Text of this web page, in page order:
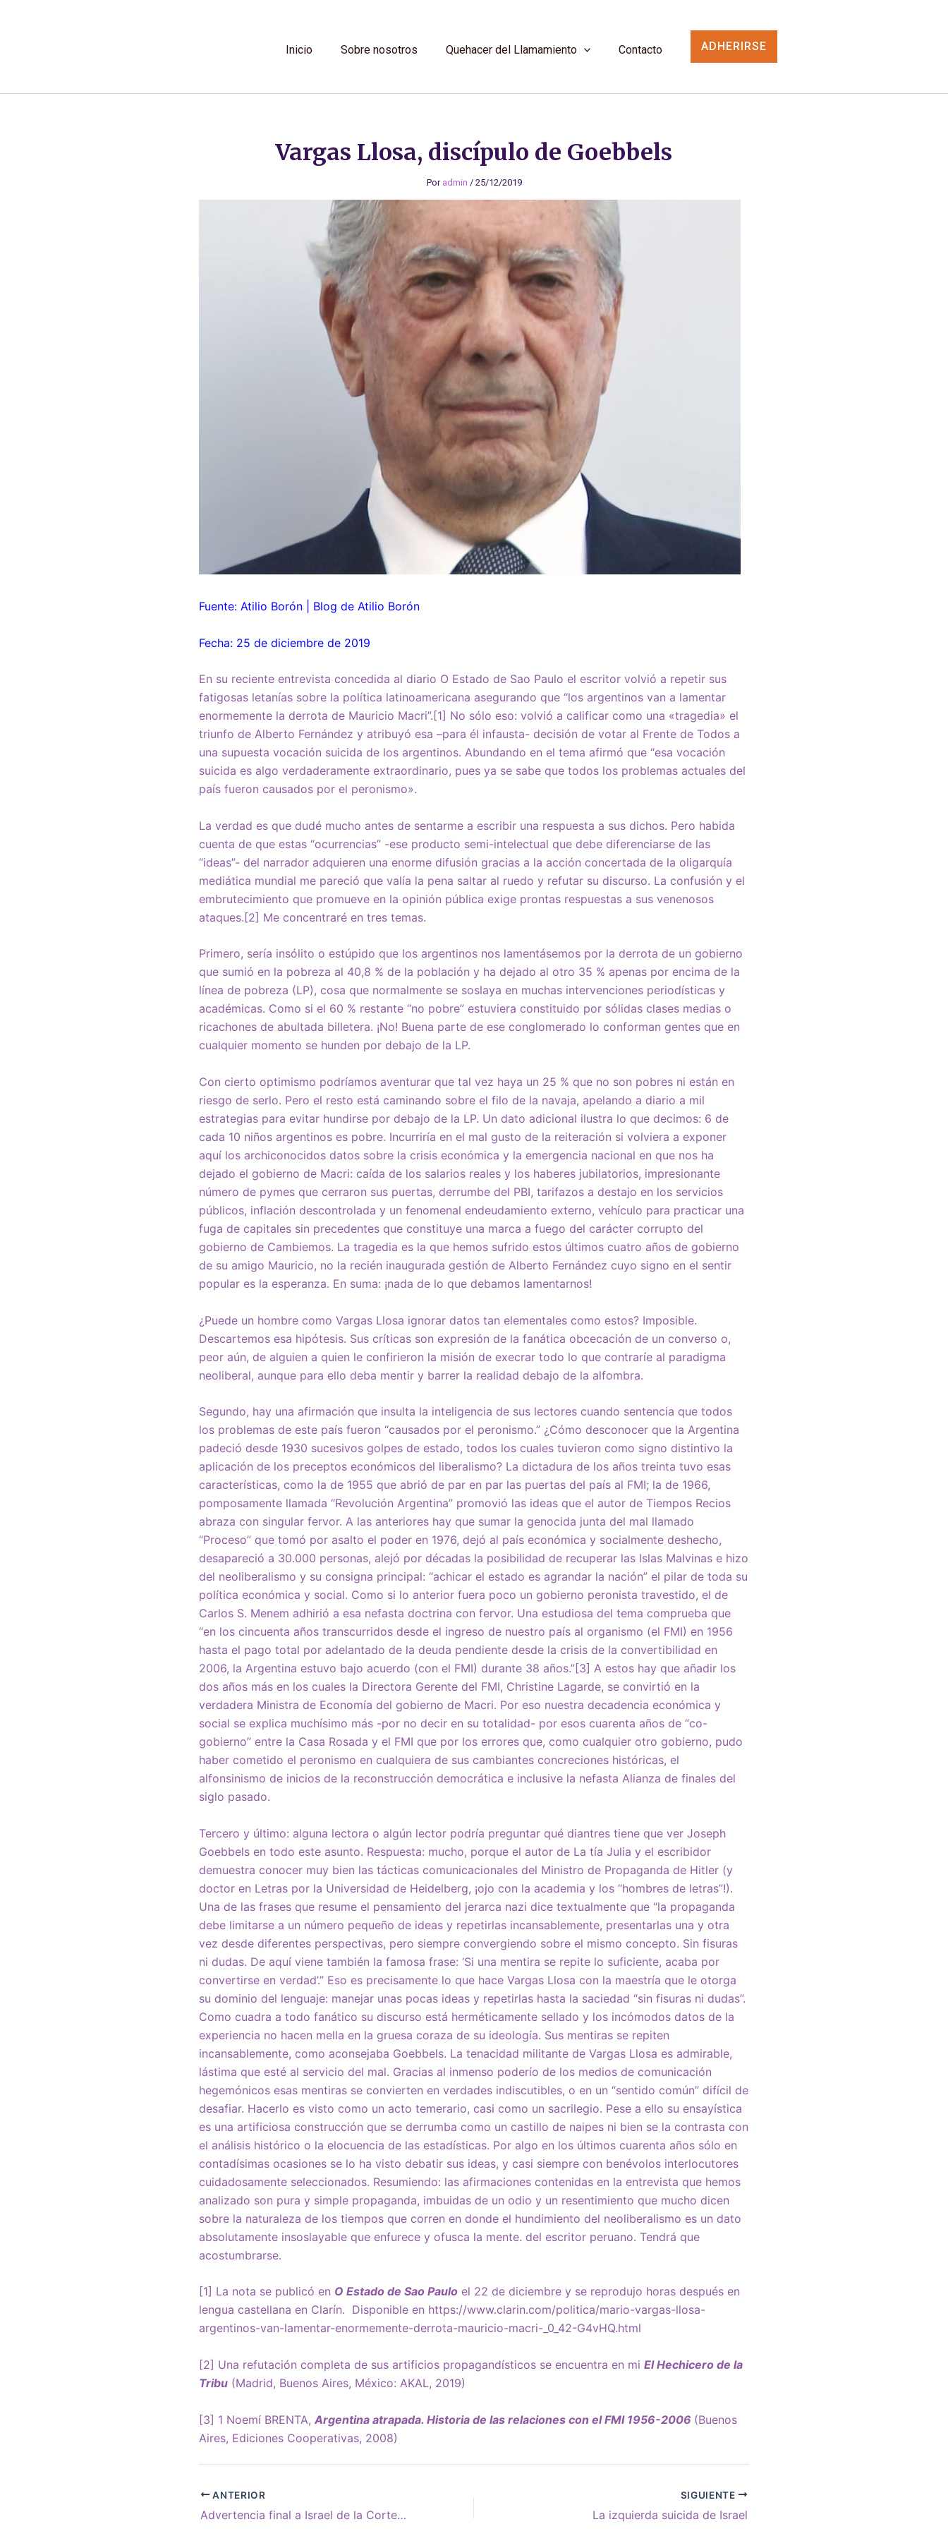
Inicio Sobre nosotros Quehacer del Llamamiento Contacto ADHERIRSE
Vargas Llosa, discípulo de Goebbels
Por admin / 25/12/2019
Fuente: Atilio Borón | Blog de Atilio Borón
Fecha: 25 de diciembre de 2019
En su reciente entrevista concedida al diario O Estado de Sao Paulo el escritor volvió a repetir sus
fatigosas letanías sobre la política latinoamericana asegurando que “los argentinos van a lamentar
enormemente la derrota de Mauricio Macri”.[1] No sólo eso: volvió a calificar como una «tragedia» el
triunfo de Alberto Fernández y atribuyó esa –para él infausta- decisión de votar al Frente de Todos a
una supuesta vocación suicida de los argentinos. Abundando en el tema afirmó que “esa vocación
suicida es algo verdaderamente extraordinario, pues ya se sabe que todos los problemas actuales del
país fueron causados por el peronismo».
La verdad es que dudé mucho antes de sentarme a escribir una respuesta a sus dichos. Pero habida
cuenta de que estas “ocurrencias” -ese producto semi-intelectual que debe diferenciarse de las
“ideas”- del narrador adquieren una enorme difusión gracias a la acción concertada de la oligarquía
mediática mundial me pareció que valía la pena saltar al ruedo y refutar su discurso. La confusión y el
embrutecimiento que promueve en la opinión pública exige prontas respuestas a sus venenosos
ataques.[2] Me concentraré en tres temas.
Primero, sería insólito o estúpido que los argentinos nos lamentásemos por la derrota de un gobierno
que sumió en la pobreza al 40,8 % de la población y ha dejado al otro 35 % apenas por encima de la
línea de pobreza (LP), cosa que normalmente se soslaya en muchas intervenciones periodísticas y
académicas. Como si el 60 % restante “no pobre” estuviera constituido por sólidas clases medias o
ricachones de abultada billetera. ¡No! Buena parte de ese conglomerado lo conforman gentes que en
cualquier momento se hunden por debajo de la LP.
Con cierto optimismo podríamos aventurar que tal vez haya un 25 % que no son pobres ni están en
riesgo de serlo. Pero el resto está caminando sobre el filo de la navaja, apelando a diario a mil
estrategias para evitar hundirse por debajo de la LP. Un dato adicional ilustra lo que decimos: 6 de
cada 10 niños argentinos es pobre. Incurriría en el mal gusto de la reiteración si volviera a exponer
aquí los archiconocidos datos sobre la crisis económica y la emergencia nacional en que nos ha
dejado el gobierno de Macri: caída de los salarios reales y los haberes jubilatorios, impresionante
número de pymes que cerraron sus puertas, derrumbe del PBI, tarifazos a destajo en los servicios
públicos, inflación descontrolada y un fenomenal endeudamiento externo, vehículo para practicar una
fuga de capitales sin precedentes que constituye una marca a fuego del carácter corrupto del
gobierno de Cambiemos. La tragedia es la que hemos sufrido estos últimos cuatro años de gobierno
de su amigo Mauricio, no la recién inaugurada gestión de Alberto Fernández cuyo signo en el sentir
popular es la esperanza. En suma: ¡nada de lo que debamos lamentarnos!
¿Puede un hombre como Vargas Llosa ignorar datos tan elementales como estos? Imposible.
Descartemos esa hipótesis. Sus críticas son expresión de la fanática obcecación de un converso o,
peor aún, de alguien a quien le confirieron la misión de execrar todo lo que contraríe al paradigma
neoliberal, aunque para ello deba mentir y barrer la realidad debajo de la alfombra.
Segundo, hay una afirmación que insulta la inteligencia de sus lectores cuando sentencia que todos
los problemas de este país fueron “causados por el peronismo.” ¿Cómo desconocer que la Argentina
padeció desde 1930 sucesivos golpes de estado, todos los cuales tuvieron como signo distintivo la
aplicación de los preceptos económicos del liberalismo? La dictadura de los años treinta tuvo esas
características, como la de 1955 que abrió de par en par las puertas del país al FMI; la de 1966,
pomposamente llamada “Revolución Argentina” promovió las ideas que el autor de Tiempos Recios
abraza con singular fervor. A las anteriores hay que sumar la genocida junta del mal llamado
“Proceso” que tomó por asalto el poder en 1976, dejó al país económica y socialmente deshecho,
desapareció a 30.000 personas, alejó por décadas la posibilidad de recuperar las Islas Malvinas e hizo
del neoliberalismo y su consigna principal: “achicar el estado es agrandar la nación” el pilar de toda su
política económica y social. Como si lo anterior fuera poco un gobierno peronista travestido, el de
Carlos S. Menem adhirió a esa nefasta doctrina con fervor. Una estudiosa del tema comprueba que
“en los cincuenta años transcurridos desde el ingreso de nuestro país al organismo (el FMI) en 1956
hasta el pago total por adelantado de la deuda pendiente desde la crisis de la convertibilidad en
2006, la Argentina estuvo bajo acuerdo (con el FMI) durante 38 años.”[3] A estos hay que añadir los
dos años más en los cuales la Directora Gerente del FMI, Christine Lagarde, se convirtió en la
verdadera Ministra de Economía del gobierno de Macri. Por eso nuestra decadencia económica y
social se explica muchísimo más -por no decir en su totalidad- por esos cuarenta años de “co-
gobierno” entre la Casa Rosada y el FMI que por los errores que, como cualquier otro gobierno, pudo
haber cometido el peronismo en cualquiera de sus cambiantes concreciones históricas, el
alfonsinismo de inicios de la reconstrucción democrática e inclusive la nefasta Alianza de finales del
siglo pasado.
Tercero y último: alguna lectora o algún lector podría preguntar qué diantres tiene que ver Joseph
Goebbels en todo este asunto. Respuesta: mucho, porque el autor de La tía Julia y el escribidor
demuestra conocer muy bien las tácticas comunicacionales del Ministro de Propaganda de Hitler (y
doctor en Letras por la Universidad de Heidelberg, ¡ojo con la academia y los “hombres de letras”!).
Una de las frases que resume el pensamiento del jerarca nazi dice textualmente que “la propaganda
debe limitarse a un número pequeño de ideas y repetirlas incansablemente, presentarlas una y otra
vez desde diferentes perspectivas, pero siempre convergiendo sobre el mismo concepto. Sin fisuras
ni dudas. De aquí viene también la famosa frase: ‘Si una mentira se repite lo suficiente, acaba por
convertirse en verdad’.” Eso es precisamente lo que hace Vargas Llosa con la maestría que le otorga
su dominio del lenguaje: manejar unas pocas ideas y repetirlas hasta la saciedad “sin fisuras ni dudas”.
Como cuadra a todo fanático su discurso está herméticamente sellado y los incómodos datos de la
experiencia no hacen mella en la gruesa coraza de su ideología. Sus mentiras se repiten
incansablemente, como aconsejaba Goebbels. La tenacidad militante de Vargas Llosa es admirable,
lástima que esté al servicio del mal. Gracias al inmenso poderío de los medios de comunicación
hegemónicos esas mentiras se convierten en verdades indiscutibles, o en un “sentido común” difícil de
desafiar. Hacerlo es visto como un acto temerario, casi como un sacrilegio. Pese a ello su ensayística
es una artificiosa construcción que se derrumba como un castillo de naipes ni bien se la contrasta con
el análisis histórico o la elocuencia de las estadísticas. Por algo en los últimos cuarenta años sólo en
contadísimas ocasiones se lo ha visto debatir sus ideas, y casi siempre con benévolos interlocutores
cuidadosamente seleccionados. Resumiendo: las afirmaciones contenidas en la entrevista que hemos
analizado son pura y simple propaganda, imbuidas de un odio y un resentimiento que mucho dicen
sobre la naturaleza de los tiempos que corren en donde el hundimiento del neoliberalismo es un dato
absolutamente insoslayable que enfurece y ofusca la mente. del escritor peruano. Tendrá que
acostumbrarse.
[1] La nota se publicó en O Estado de Sao Paulo el 22 de diciembre y se reprodujo horas después en
lengua castellana en Clarín. Disponible en https://www.clarin.com/politica/mario-vargas-llosa-
argentinos-van-lamentar-enormemente-derrota-mauricio-macri-_0_42-G4vHQ.html
[2] Una refutación completa de sus artificios propagandísticos se encuentra en mi El Hechicero de la
Tribu (Madrid, Buenos Aires, México: AKAL, 2019)
[3] 1 Noemí BRENTA, Argentina atrapada. Historia de las relaciones con el FMI 1956-2006 (Buenos
Aires, Ediciones Cooperativas, 2008)
ANTERIOR
Advertencia final a Israel de la Corte Penal Internacional
SIGUIENTE
La izquierda suicida de Israel